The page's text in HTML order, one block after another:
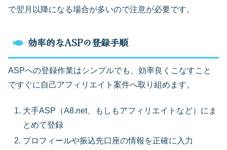
で翌月以降になる場合が多いので注意が必要です。
効率的なASPの登録手順
ASPへの登録作業はシンプルでも、効率良くこなすこと
ですぐに自己アフィリエイト案件へ取り組めます。
大手ASP（A8.net、もしもアフィリエイトなど）にま
とめて登録
プロフィールや振込先口座の情報を正確に入力